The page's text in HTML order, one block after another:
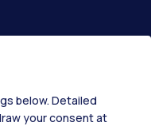
below. Detailed
your consent at